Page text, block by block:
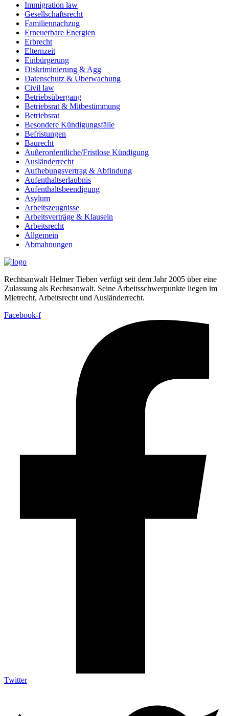
Immigration law
Gesellschaftsrecht
Familiennachzug
Erneuerbare Energien
Erbrecht
Elternzeit
Einbürgerung
Diskriminierung & Agg
Datenschutz & Überwachung
Civil law
Betriebsübergang
Betriebsrat & Mitbestimmung
Betriebsrat
Besondere Kündigungsfälle
Befristungen
Baurecht
Außerordentliche/Fristlose Kündigung
Ausländerrecht
Aufhebungsvertrag & Abfindung
Aufenthaltserlaubnis
Aufenthaltsbeendigung
Asylum
Arbeitszeugnisse
Arbeitsverträge & Klauseln
Arbeitsrecht
Allgemein
Abmahnungen
Rechtsanwalt Helmer Tieben verfügt seit dem Jahr 2005 über eine
Zulassung als Rechtsanwalt. Seine Arbeitsschwerpunkte liegen im
Mietrecht, Arbeitsrecht und Ausländerrecht.
Facebook-f
Twitter